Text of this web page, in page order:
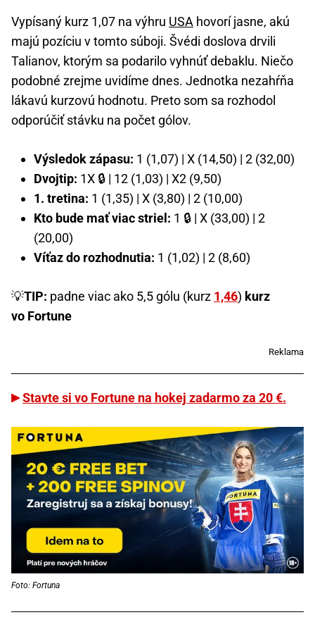
Vypísaný kurz 1,07 na výhru USA hovorí jasne, akú
majú pozíciu v tomto súboji. Švédi doslova drvili
Talianov, ktorým sa podarilo vyhnúť debaklu. Niečo
podobné zrejme uvidíme dnes. Jednotka nezahŕňa
lákavú kurzovú hodnotu. Preto som sa rozhodol
odporúčiť stávku na počet gólov.
Výsledok zápasu: 1 (1,07) | X (14,50) | 2 (32,00)
Dvojtip: 1X 🔒 | 12 (1,03) | X2 (9,50)
1. tretina: 1 (1,35) | X (3,80) | 2 (10,00)
Kto bude mať viac striel: 1 🔒 | X (33,00) | 2
(20,00)
Víťaz do rozhodnutia: 1 (1,02) | 2 (8,60)
💡TIP: padne viac ako 5,5 gólu (kurz 1,46) kurz
vo Fortune
Reklama
Stavte si vo Fortune na hokej zadarmo za 20 €.
Foto: Fortuna